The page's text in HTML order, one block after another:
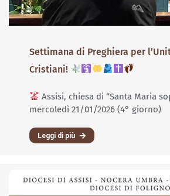
Settimana di Preghiera per
Cristiani!
Assisi, chiesa di “Santa Maria
mercoledì 21/01/2026 (4° giorno)
Leggi di più